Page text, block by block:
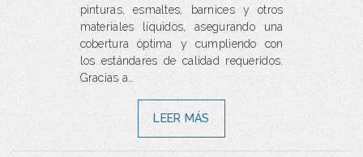
pinturas, esmaltes, barnices y otros
materiales líquidos, asegurando una
cobertura óptima y cumpliendo con
los estándares de calidad requeridos.
Gracias a…
LEER MÁS